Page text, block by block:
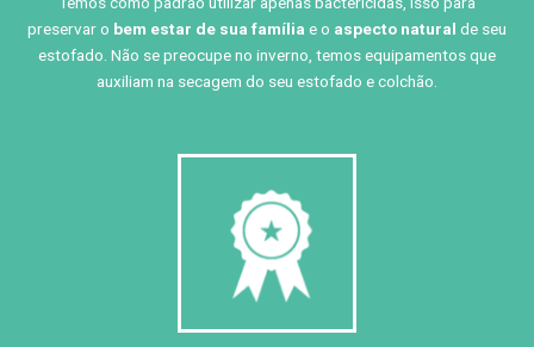
preservar o bem estar de sua família e o aspecto natural de seu
estofado. Não se preocupe no inverno, temos equipamentos que
auxiliam na secagem do seu estofado e colchão.